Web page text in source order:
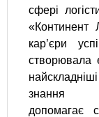
сфері
«Континент
кар’єри
створювала
знання
допомагає